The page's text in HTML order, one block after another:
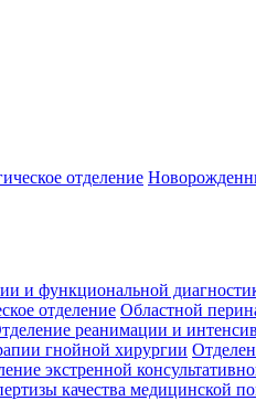
отделение
и функциональной
отделение Областной
реанимации и
гнойной хирургии
экстренной
качества медицинской